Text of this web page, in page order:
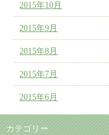
2015年10月
2015年9月
2015年8月
2015年7月
2015年6月
カテゴリー